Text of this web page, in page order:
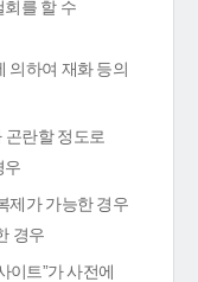
회를 할 수
의하여 재화 등의
곤란할 정도로
우
제가 가능한 경우
경우
이트”가 사전에